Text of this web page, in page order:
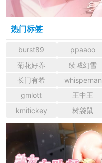
热门标签
burst89 ppaaoo
菊花好养
绫城幻雪
长门有希
whispernan
gmlott
王中王
kmitickey
树袋鼠